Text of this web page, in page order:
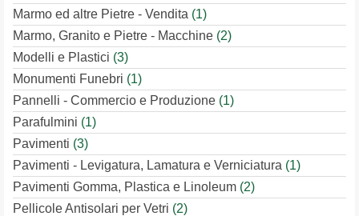
Marmo ed altre Pietre - Vendita (1)
Marmo, Granito e Pietre - Macchine (2)
Modelli e Plastici (3)
Monumenti Funebri (1)
Pannelli - Commercio e Produzione (1)
Parafulmini (1)
Pavimenti (3)
Pavimenti - Levigatura, Lamatura e Verniciatura (1)
Pavimenti Gomma, Plastica e Linoleum (2)
Pellicole Antisolari per Vetri (2)